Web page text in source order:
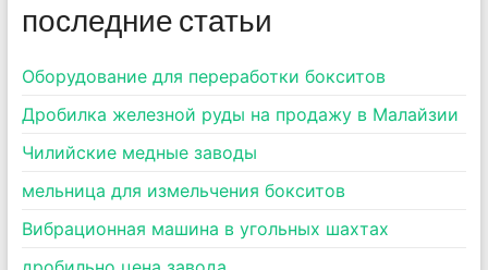
последние статьи
Оборудование для переработки бокситов
Дробилка железной руды на продажу в Малайзии
Чилийские медные заводы
мельница для измельчения бокситов
Вибрационная машина в угольных шахтах